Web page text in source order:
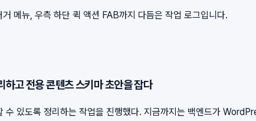
메뉴, 우측 하단 퀵 액션 FAB까지 다듬은 작업 로그입니다.
전용 콘텐츠 스키마 초안을 잡다
있도록 정리하는 작업을 진행했다. 지금까지는 백엔드가